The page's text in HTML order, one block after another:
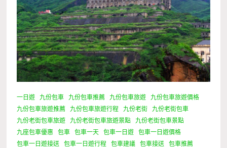
一日遊 九份包車 九份包車推薦 九份包車旅遊
九份包車旅遊價格
九份包車旅遊推薦
九份包車旅遊行程 九份老街
九份老街包車
九份老街包車旅遊
九份老街包車旅遊景點
九份老街包車景點
九座包車優惠
包車 包車一天 包車一日遊
包車一日遊價格
包車一日遊接送
包車一日遊行程 包車建議 包車接送
包車推薦